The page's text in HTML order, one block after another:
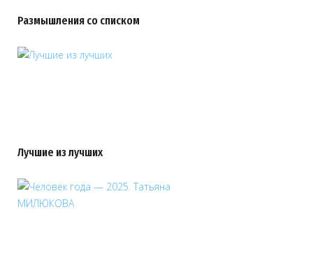
Размышления со списком
Лучшие из лучших